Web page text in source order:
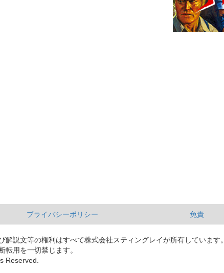
プライバシーポリシー 免責
解説文等の権利はすべて株式会社スティングレイが所有しています。
転用を一切禁じます。
Reserved.